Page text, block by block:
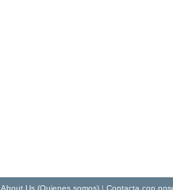
About Us (Quienes somos) | Contacta con